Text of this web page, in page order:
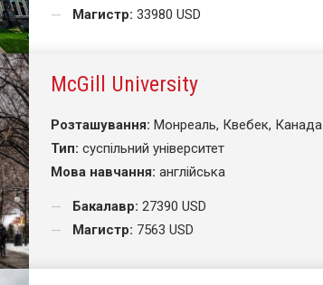
Магистр: 33980 USD
McGill University
Розташування: Монреаль, Квебек, Канада
Тип: суспільний університет
Мова навчання: англійська
Бакалавр: 27390 USD
Магистр: 7563 USD